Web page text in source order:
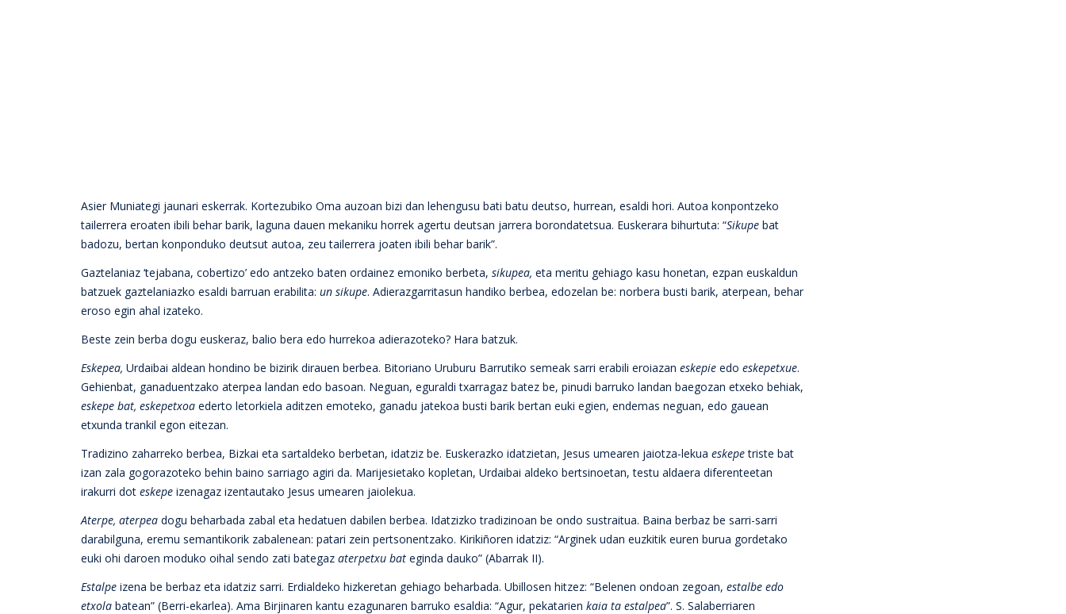
Asier Muniategi jaunari eskerrak. Kortezubiko Oma auzoan bizi dan lehengusu bati batu deutso, hurrean, esaldi hori. Autoa konpontzeko
tailerrera eroaten ibili behar barik, laguna dauen mekaniku horrek agertu deutsan jarrera borondatetsua. Euskerara bihurtuta: “Sikupe bat
badozu, bertan konponduko deutsut autoa, zeu tailerrera joaten ibili behar barik”.
Gaztelaniaz ‘tejabana, cobertizo’ edo antzeko baten ordainez emoniko berbeta, sikupea, eta meritu gehiago kasu honetan, ezpan euskaldun
batzuek gaztelaniazko esaldi barruan erabilita: un sikupe. Adierazgarritasun handiko berbea, edozelan be: norbera busti barik, aterpean, behar
eroso egin ahal izateko.
Beste zein berba dogu euskeraz, balio bera edo hurrekoa adierazoteko? Hara batzuk.
Eskepea, Urdaibai aldean hondino be bizirik dirauen berbea. Bitoriano Uruburu Barrutiko semeak sarri erabili eroiazan eskepie edo eskepetxue.
Gehienbat, ganaduentzako aterpea landan edo basoan. Neguan, eguraldi txarragaz batez be, pinudi barruko landan baegozan etxeko behiak,
eskepe bat, eskepetxoa ederto letorkiela aditzen emoteko, ganadu jatekoa busti barik bertan euki egien, endemas neguan, edo gauean
etxunda trankil egon eitezan.
Tradizino zaharreko berbea, Bizkai eta sartaldeko berbetan, idatziz be. Euskerazko idatzietan, Jesus umearen jaiotza-lekua eskepetriste bat
izan zala gogorazoteko behin baino sarriago agiri da. Marijesietako kopletan, Urdaibai aldeko bertsinoetan, testu aldaera diferenteetan
irakurri dot eskepe izenagaz izentautako Jesus umearen jaiolekua.
Aterpe, aterpea dogu beharbada zabal eta hedatuen dabilen berbea. Idatzizko tradizinoan be ondo sustraitua. Baina berbaz be sarri-sarri
darabilguna, eremu semantikorik zabalenean: patari zein pertsonentzako. Kirikiñoren idatziz: “Arginek udan euzkitik euren burua gordetako
euki ohi daroen moduko oihal sendo zati bategaz aterpetxu bat eginda dauko” (Abarrak II).
Estalpe izena be berbaz eta idatziz sarri. Erdialdeko hizkeretan gehiago beharbada. Ubillosen hitzez: “Belenen ondoan zegoan, estalbe edo
etxola batean” (Berri-ekarlea). Ama Birjinaren kantu ezagunaren barruko esaldia: “Agur, pekatarien kaia ta estalpea”. S. Salaberriaren